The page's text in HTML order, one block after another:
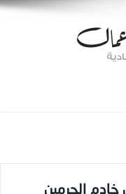
الحرمين